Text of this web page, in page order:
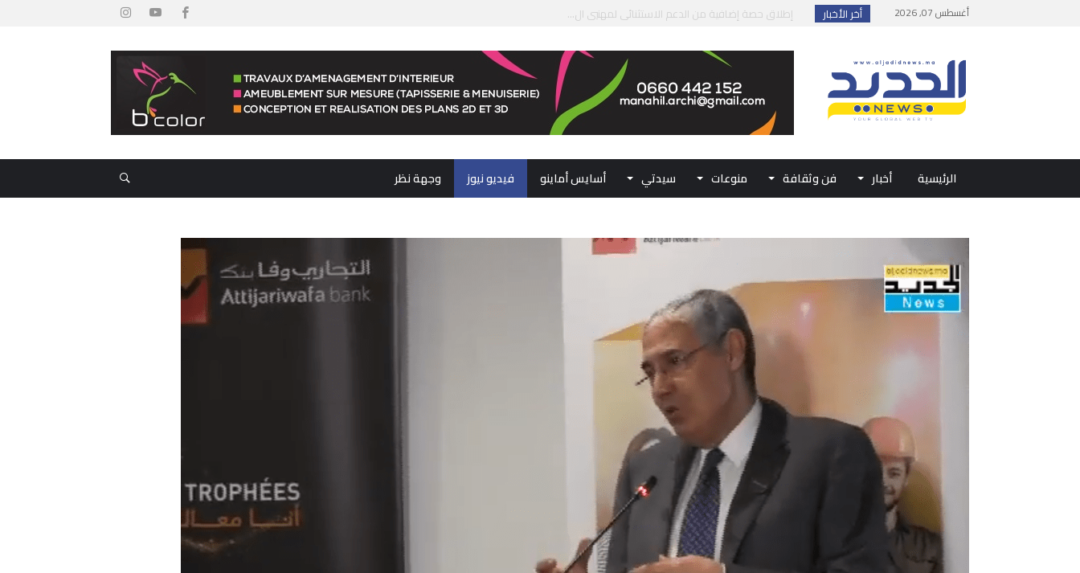
أغسطس 07, 2026 أخر الأخبار
إطلاق حصة إضافية من الدعم الاستثنائي لمهنيي ال...
بلاغ من الديوان الملكي...
حفل الولاء بتطوان.. ممثلو جهات المملكة يجددون ...
الرئيسية أخبار فن وثقافة منوعات سيدتي أسايس أماينو فيديو نيوز وجهة نظر